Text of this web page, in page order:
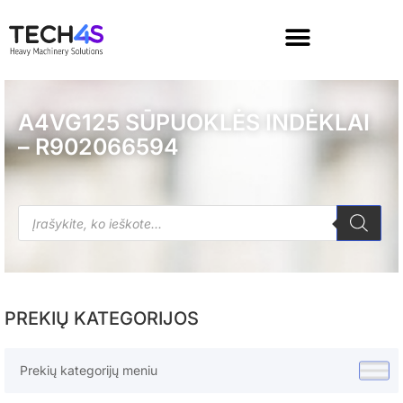
A4VG125 SŪPUOKLĖS INDĖKLAI
– R902066594
PREKIŲ KATEGORIJOS
Prekių kategorijų meniu